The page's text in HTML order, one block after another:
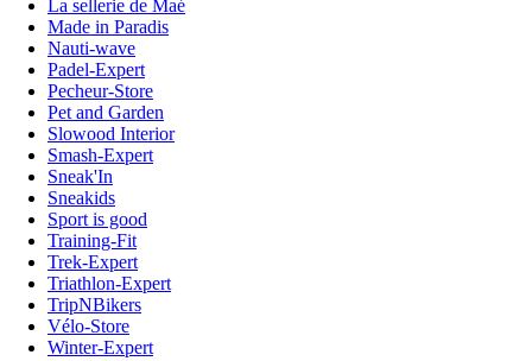
La sellerie de Maé
Made in Paradis
Nauti-wave
Padel-Expert
Pecheur-Store
Pet and Garden
Slowood Interior
Smash-Expert
Sneak'In
Sneakids
Sport is good
Training-Fit
Trek-Expert
Triathlon-Expert
TripNBikers
Vélo-Store
Winter-Expert